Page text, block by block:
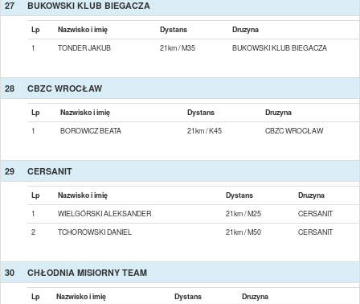
27 BUKOWSKI KLUB BIEGACZA
Lp Nazwisko i imię Dystans
Druzyna
1
TONDER JAKUB 21km / M35 BUKOWSKI KLUB BIEGACZA
28 CBZC WROCŁAW
Lp Nazwisko i imię Dystans
Druzyna
1
BOROWICZ BEATA 21km / K45 CBZC WROCŁAW
29 CERSANIT
Lp Nazwisko i imię Dystans
Druzyna
1
WIELGÓRSKI ALEKSANDER 21km / M25
CERSANIT
2
TCHOROWSKI DANIEL 21km / M50 CERSANIT
30 CHŁODNIA MISIORNY TEAM
Lp Nazwisko i imię Dystans
Druzyna